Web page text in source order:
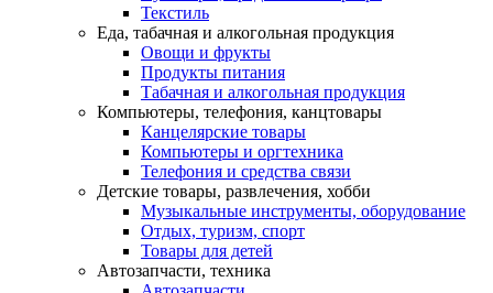
Текстиль
Еда, табачная и алкогольная продукция
Овощи и фрукты
Продукты питания
Табачная и алкогольная продукция
Компьютеры, телефония, канцтовары
Канцелярские товары
Компьютеры и оргтехника
Телефония и средства связи
Детские товары, развлечения, хобби
Музыкальные инструменты, оборудование
Отдых, туризм, спорт
Товары для детей
Автозапчасти, техника